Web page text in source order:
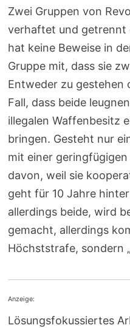
Zwei Gruppen von
verhaftet und getrennt
hat keine Beweise in
Gruppe mit, dass sie
Entweder zu gestehen
Fall, dass beide
illegalen Waffenbesitz
bringen. Gesteht nur
mit einer
davon, weil sie
geht für 10 Jahre
allerdings beide, wird
gemacht, allerdings
Höchststrafe, sondern
Anzeige:
Lösungsfokussiertes